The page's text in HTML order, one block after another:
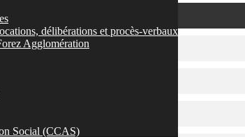
délibérations et procès-verbaux
Agglomération
Social (CCAS)